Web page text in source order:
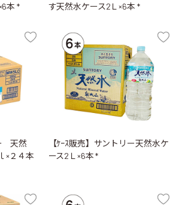
本 *
す天然水ケース2Ｌ×6本 *
天然
２４本
【ｹｰｽ販売】サントリー天然水ケ
ース2Ｌ×6本 *